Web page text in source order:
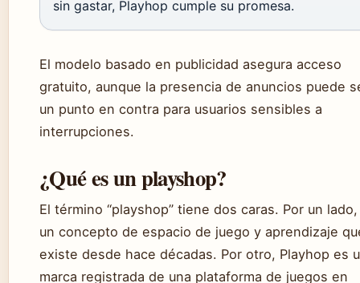
sin gastar, Playhop cumple su promesa.
El modelo basado en publicidad asegura acceso
gratuito, aunque la presencia de anuncios puede
un punto en contra para usuarios sensibles a
interrupciones.
¿Qué es un playshop?
El término “playshop” tiene dos caras. Por un
un concepto de espacio de juego y aprendizaje
existe desde hace décadas. Por otro, Playhop es
marca registrada de una plataforma de juegos en